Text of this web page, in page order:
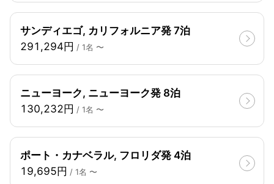
サンディエゴ, カリフォルニア発 7泊
291,294円 / 1名 〜
ニューヨーク, ニューヨーク発 8泊
130,232円 / 1名 〜
ポート・カナベラル, フロリダ発 4泊
19,695円 / 1名 〜